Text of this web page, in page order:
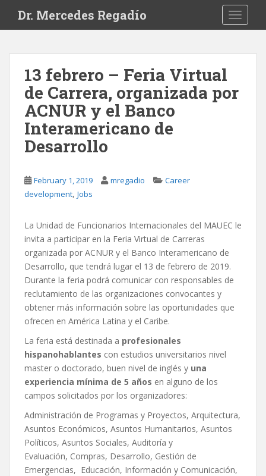
i
Dr. Mercedes Regadío
13 febrero – Feria Virtual
de Carrera, organizada por
ACNUR y el Banco
Interamericano de
Desarrollo
February 1, 2019 mregadio
Career
development, Jobs
La Unidad de Funcionarios Internacionales del MAUEC le
invita a participar en la Feria Virtual de Carreras
organizada por ACNUR y el Banco Interamericano de
Desarrollo, que tendrá lugar el 13 de febrero de 2019.
Durante la feria podrá comunicar con responsables de
reclutamiento de las organizaciones convocantes y
obtener más información sobre las oportunidades que
ofrecen en América Latina y el Caribe.
La feria está destinada a profesionales
hispanohablantes con estudios universitarios nivel
master o doctorado, buen nivel de inglés y una
experiencia mínima de 5 años en alguno de los
campos solicitados por los organizadores:
Administración de Programas y Proyectos, Arquitectura,
Asuntos Económicos, Asuntos Humanitarios, Asuntos
Políticos, Asuntos Sociales, Auditoría y
Evaluación, Compras, Desarrollo, Gestión de
Emergencias, Educación, Información y Comunicación,